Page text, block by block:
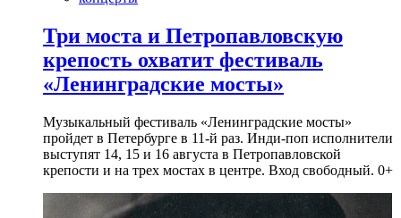
Три моста и Петропавловскую
крепость охватит фестиваль
«Ленинградские мосты»
Музыкальный фестиваль «Ленинградские мосты»
пройдет в Петербурге в 11-й раз. Инди-поп исполнители
выступят 14, 15 и 16 августа в Петропавловской
крепости и на трех мостах в центре. Вход свободный. 0+